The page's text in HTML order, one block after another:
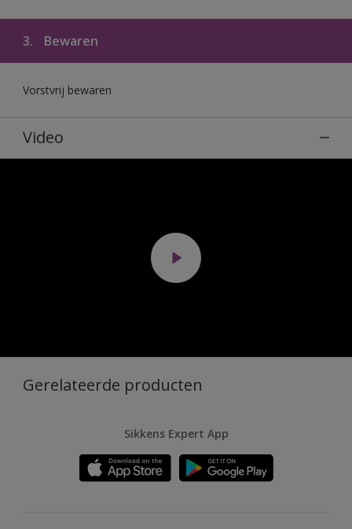
3. Bewaren
Vorstvrij bewaren
Video
Gerelateerde producten
Sikkens Expert App